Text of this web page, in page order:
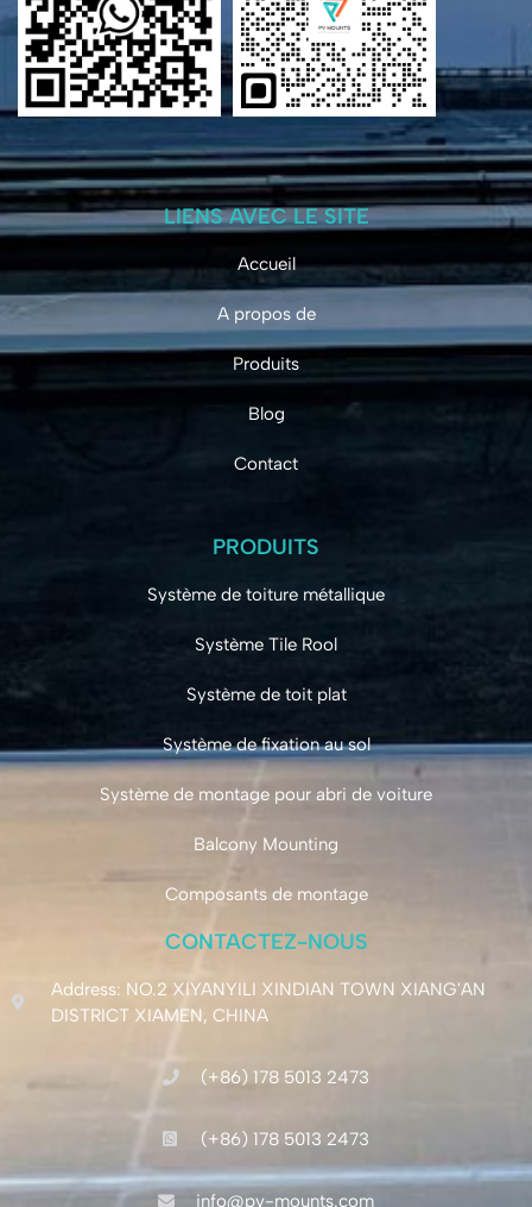
LIENS AVEC LE SITE
Accueil
A propos de
Produits
Blog
Contact
PRODUITS
Système de toiture métallique
Système Tile Rool
Système de toit plat
Système de fixation au sol
Système de montage pour abri de voiture
Balcony Mounting
Composants de montage
CONTACTEZ-NOUS
Address: NO.2 XIYANYILI XINDIAN TOWN XIANG'AN
DISTRICT XIAMEN, CHINA
(+86) 178 5013 2473
(+86) 178 5013 2473
info@pv-mounts.com